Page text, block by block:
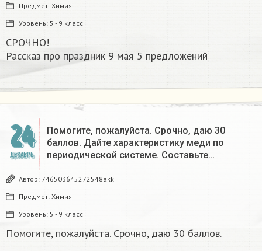
Предмет: Химия
Уровень: 5 - 9 класс
СРОЧНО!
Рассказ про праздник 9 мая 5 предложений
24
ДЕКАБРЬ
Помогите, пожалуйста. Срочно, даю 30
баллов. Дайте характеристику меди по
периодической системе. Составьте…
Автор: 746503645272548akk
Предмет: Химия
Уровень: 5 - 9 класс
Помогите, пожалуйста. Срочно, даю 30 баллов.